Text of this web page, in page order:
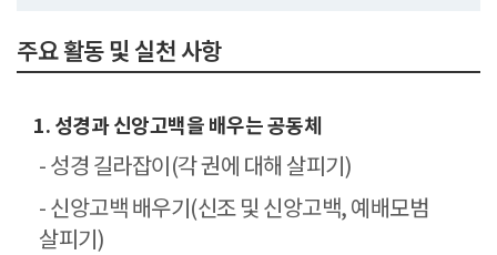
주요 활동 및 실천 사항
1. 성경과 신앙고백을 배우는 공동체
- 성경 길라잡이(각 권에 대해 살피기)
- 신앙고백 배우기(신조 및 신앙고백, 예배모범
살피기)